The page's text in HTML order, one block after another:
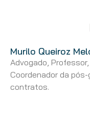
Murilo Queiroz
Advogado,
Coordenador da
contratos.